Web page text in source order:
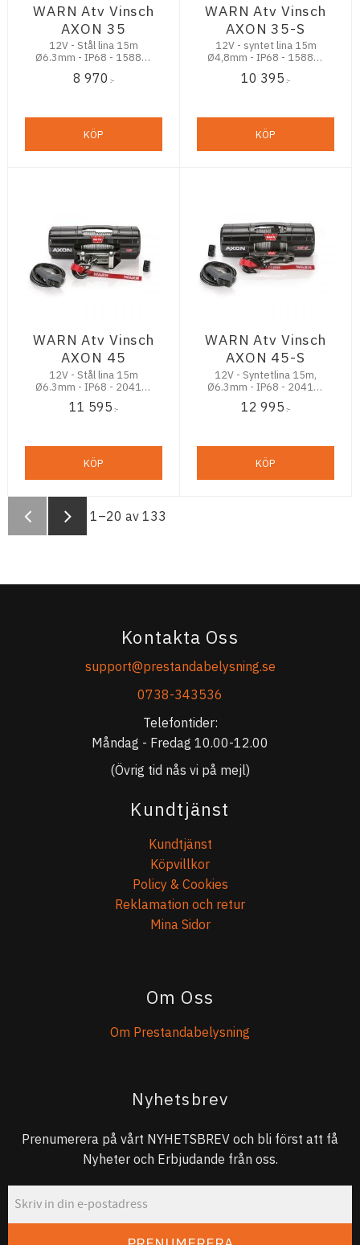
WARN Atv Vinsch
AXON 35
12V - Stål lina 15m
Ø6.3mm - IP68 - 1588kg
8 970 :-
KÖP
WARN Atv Vinsch
AXON 35-S
12V - syntet lina 15m
Ø4,8mm - IP68 - 1588kg
10 395 :-
KÖP
WARN Atv Vinsch
AXON 45
12V - Stål lina 15m
Ø6.3mm - IP68 - 2041kg
dragkraft
11 595 :-
KÖP
WARN Atv Vinsch
AXON 45-S
12V - Syntetlina 15m,
Ø6.3mm - IP68 - 2041kg
Dragkraft
12 995 :-
KÖP
1–20 av 133
Kontakta Oss
support@prestandabelysning.se
0738-343536
Telefontider:
Måndag - Fredag 10.00-12.00
(Övrig tid nås vi på mejl)
Kundtjänst
Kundtjänst
Köpvillkor
Policy & Cookies
Reklamation och retur
Mina Sidor
Om Oss
Om Prestandabelysning
Nyhetsbrev
Prenumerera på vårt NYHETSBREV och bli först att få
Nyheter och Erbjudande från oss.